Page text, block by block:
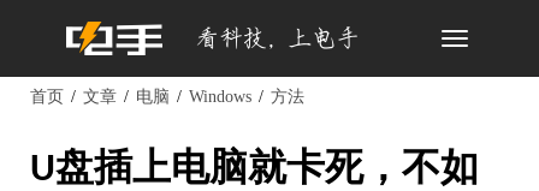
Toggle
首页 文章 电脑 Windows 方法
U盘插上电脑就卡死，不如